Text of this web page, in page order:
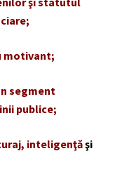
motivant;
segment
publice;
inteligenţăşi